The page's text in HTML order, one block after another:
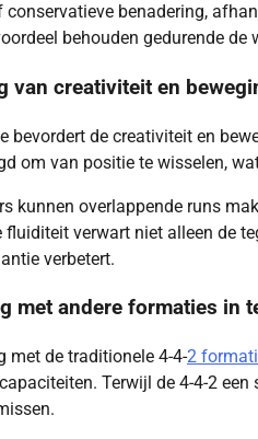
conservatieve benadering,
behouden gedurende de
van creativiteit en
bevordert de creativiteit en
om van positie te wisselen,
kunnen overlappende runs
fluiditeit verwart niet alleen de
verbetert.
met andere formaties in
met de traditionele 4-4-2
Terwijl de 4-4-2